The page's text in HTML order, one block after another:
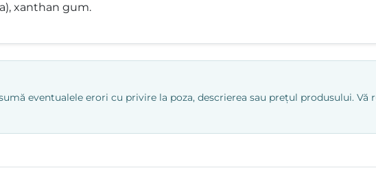
xanthan gum.
eventualele erori cu privire la poza, descrierea sau prețul produsului.